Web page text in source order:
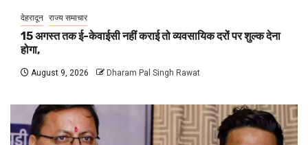
देहरादून राज्य समाचार
15 अगस्त तक ई-केवाईसी नहीं कराई तो व्यवसायिक दरों पर शुल्क देना
होगा,
August 9, 2026 Dharam Pal Singh Rawat